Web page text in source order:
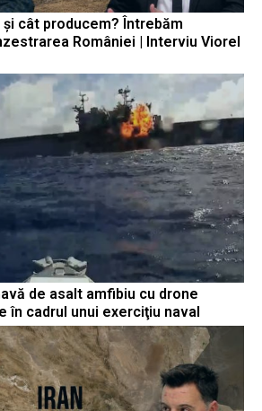
și cât producem? Întrebăm
României | Interviu Viorel
de asalt amfibiu cu drone
în cadrul unui exerciţiu naval